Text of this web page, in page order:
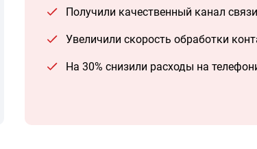
Получили качественный канал связи
Увеличили скорость обработки
На 30% снизили расходы на